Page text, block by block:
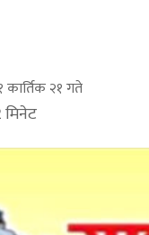
कार्तिक २१ गते